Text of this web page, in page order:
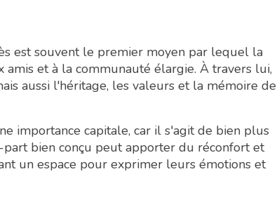
est souvent le premier moyen par lequel la
et à la communauté élargie. À travers lui,
aussi l'héritage, les valeurs et la mémoire de
importance capitale, car il s'agit de bien plus
bien conçu peut apporter du réconfort et
un espace pour exprimer leurs émotions et